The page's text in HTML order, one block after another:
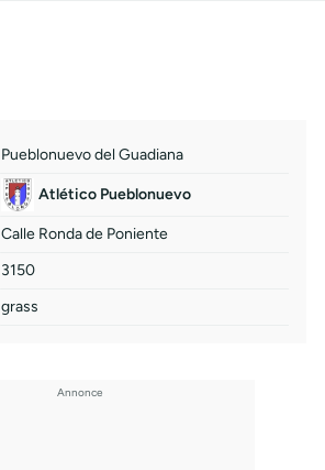
Pueblonuevo del Guadiana
Atlético Pueblonuevo
Calle Ronda de Poniente
3150
grass